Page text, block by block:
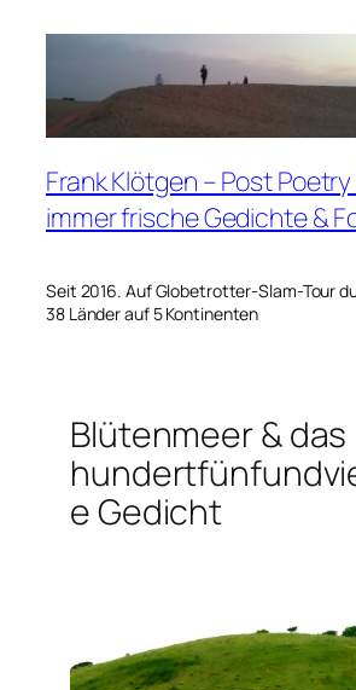
Frank Klötgen – Post
immer frische Gedichte &
Seit 2016. Auf Globetrotter-Slam-Tour
38 Länder auf 5 Kontinenten
Blütenmeer & das
e Gedicht